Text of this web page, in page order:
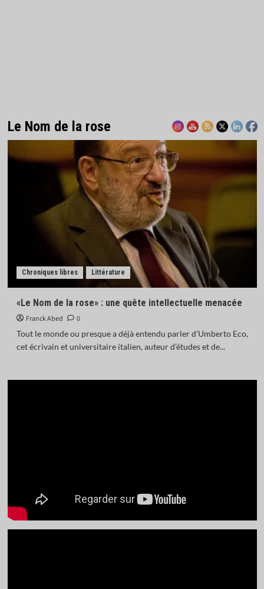
Le Nom de la rose
Chroniques libres Littérature
«Le Nom de la rose» : une quête intellectuelle menacée
Franck Abed
0
Tout le monde ou presque a déjà entendu parler d’Umberto Eco,
cet écrivain et universitaire italien, auteur d’études et de...